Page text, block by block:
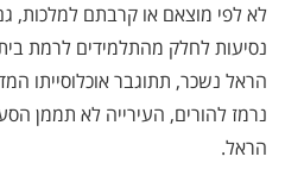
לא לפי מוצאם או קרבתם למלכות,
נסיעות לחלק מהתלמידים לרמת
הראל נשכר, תתוגבר אוכלוסייתו
נרמז להורים, העירייה לא תממן
הראל.